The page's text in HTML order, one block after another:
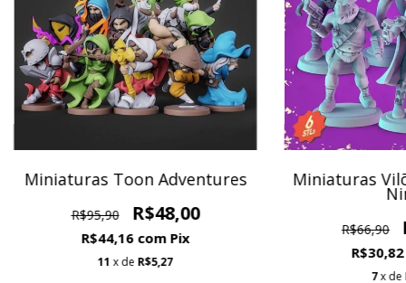
Miniaturas Toon Adventures
R$95,90 R$48,00
R$44,16 com Pix
11 x de R$5,27
Miniaturas
R$66,90
7x de